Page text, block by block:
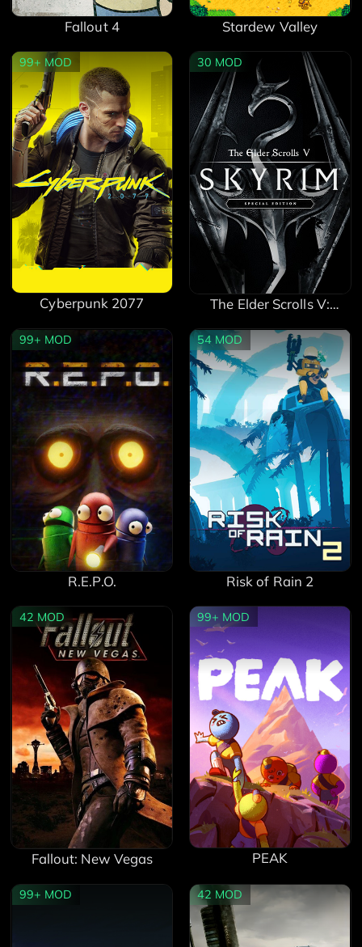
Fallout 4 Stardew Valley
99+ MOD
Cyberpunk 2077
30 MOD
The Elder Scrolls V:
99+ MOD
R.E.P.O.
54 MOD
Risk of Rain 2
42 MOD
Fallout: New Vegas
99+ MOD
PEAK
99+ MOD 42 MOD